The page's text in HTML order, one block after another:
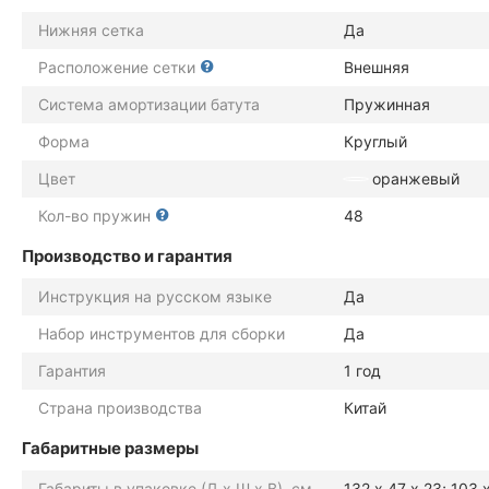
Нижняя сетка
Да
Расположение сетки
Внешняя
Система амортизации батута
Пружинная
Форма
Круглый
Цвет
оранжевый
Кол-во пружин
48
Производство и гарантия
Инструкция на русском языке
Да
Набор инструментов для сборки
Да
Гарантия
1 год
Страна производства
Китай
Габаритные размеры